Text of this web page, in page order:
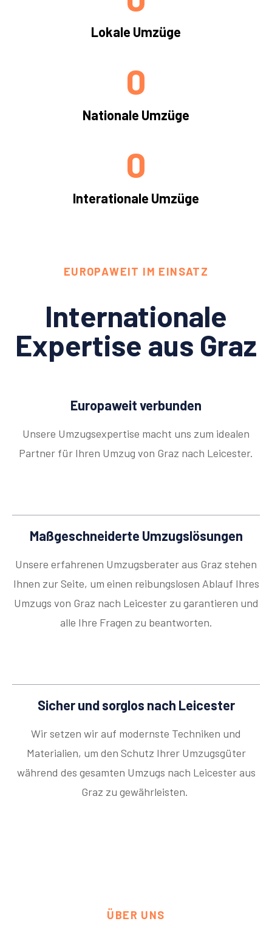
Lokale Umzüge
Nationale Umzüge
0
Interationale Umzüge
0
EUROPAWEIT IM EINSATZ
Internationale
Expertise aus Graz
Europaweit verbunden
Unsere Umzugsexpertise macht uns zum idealen
Partner für Ihren Umzug von Graz nach Leicester.
Maßgeschneiderte Umzugslösungen
Unsere erfahrenen Umzugsberater aus Graz stehen
Ihnen zur Seite, um einen reibungslosen Ablauf Ihres
Umzugs von Graz nach Leicester zu garantieren und
alle Ihre Fragen zu beantworten.
Sicher und sorglos nach Leicester
Wir setzen wir auf modernste Techniken und
Materialien, um den Schutz Ihrer Umzugsgüter
während des gesamten Umzugs nach Leicester aus
Graz zu gewährleisten.
ÜBER UNS